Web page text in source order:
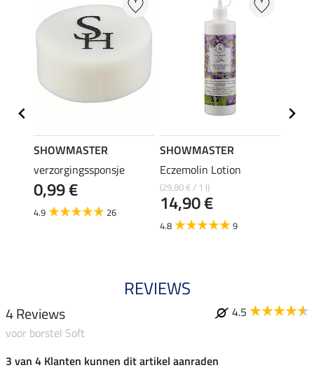
SHOWMASTER
verzorgingssponsje
0,99 €
4.9 26
SHOWMASTER
Eczemolin Lotion
(29,80 € / 1 l)
14,90 €
4.8 9
REVIEWS
4 Reviews
4.5
voor borstel Soft
3 van 4 Klanten kunnen dit artikel aanraden